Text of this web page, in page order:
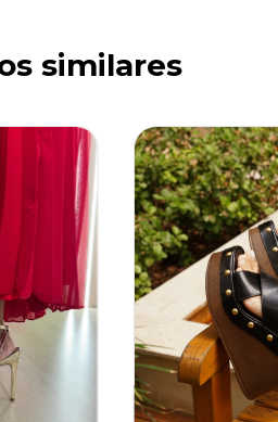
similares